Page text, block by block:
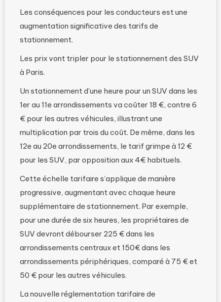
Les conséquences pour les conducteurs est une
augmentation significative des tarifs de
stationnement.
Les prix vont tripler pour le stationnement des SUV
à Paris.
Un stationnement d’une heure pour un SUV dans les
1er au 11e arrondissements va coûter 18 €, contre 6
€ pour les autres véhicules, illustrant une
multiplication par trois du coût. De même, dans les
12e au 20e arrondissements, le tarif grimpe à 12 €
pour les SUV, par opposition aux 4€ habituels.
Cette échelle tarifaire s’applique de manière
progressive, augmentant avec chaque heure
supplémentaire de stationnement. Par exemple,
pour une durée de six heures, les propriétaires de
SUV devront débourser 225 € dans les
arrondissements centraux et 150€ dans les
arrondissements périphériques, comparé à 75 € et
50 € pour les autres véhicules.
La nouvelle réglementation tarifaire de